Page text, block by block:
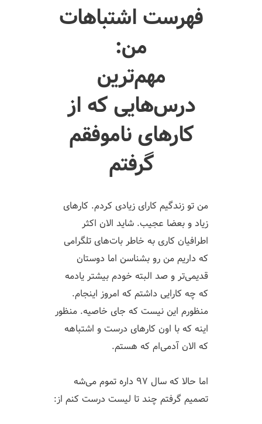
فهرست اشتباهات
من:
مهم‌ترین
درس‌هایی که از
کارهای ناموفقم
گرفتم
من تو زندگیم کارای زیادی کردم. کارهای
زیاد و بعضا عجیب. شاید الان اکثر
اطرافیان کاری به خاطر بات‌های تلگرامی
که داریم من رو بشناسن اما دوستان
قدیمی‌تر و صد البته خودم بیشتر یادمه
که چه کارایی داشتم که امروز اینجام.
منظورم این نیست که جای خاصیه. منظور
اینه که با اون کارهای درست و اشتباهه
که الان آدمی‌ام که هستم.
اما حالا که سال ۹۷ داره تموم می‌شه
تصمیم گرفتم چند تا لیست درست کنم از: